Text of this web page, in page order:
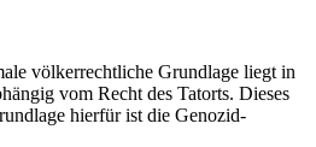
völkerrechtliche Grundlage liegt in
vom Recht des Tatorts. Dieses
hierfür ist die Genozid-